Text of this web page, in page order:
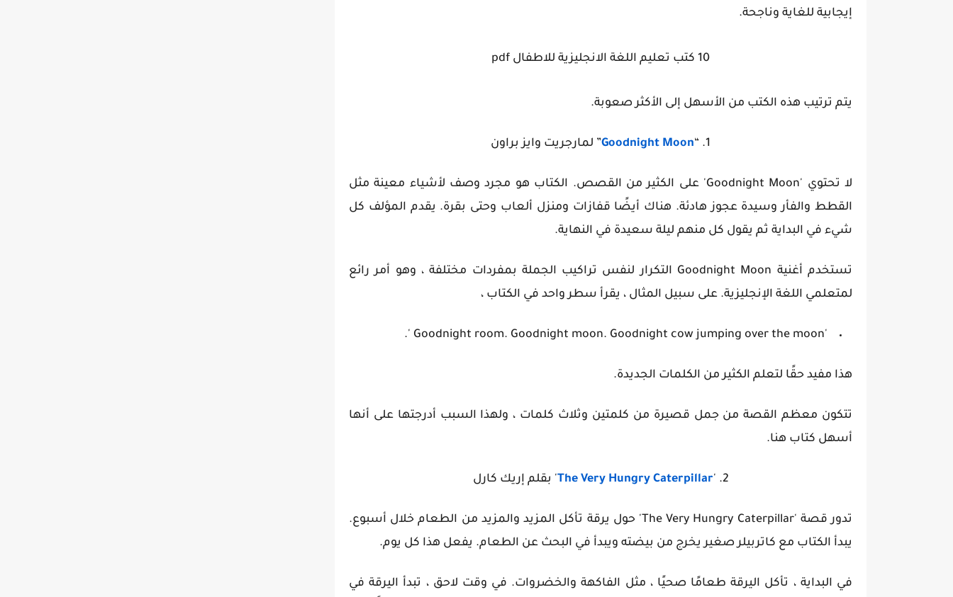
إيجابية للغاية وناجحة.
10 كتب تعليم اللغة الانجليزية للاطفال pdf
يتم ترتيب هذه الكتب من الأسهل إلى الأكثر صعوبة.
1. “
Goodnight Moon” لمارجريت وايز براون
لا تحتوي 'Goodnight Moon' على الكثير من القصص. الكتاب هو مجرد وصف لأشياء معينة مثل
القطط والفأر وسيدة عجوز هادئة. هناك أيضًا قفازات ومنزل ألعاب وحتى بقرة. يقدم المؤلف كل
شيء في البداية ثم يقول كل منهم ليلة سعيدة في النهاية.
تستخدم أغنية Goodnight Moon التكرار لنفس تراكيب الجملة بمفردات مختلفة ، وهو أمر رائع
لمتعلمي اللغة الإنجليزية. على سبيل المثال ، يقرأ سطر واحد في الكتاب ،
'Goodnight room. Goodnight moon. Goodnight cow jumping over the moon '.
هذا مفيد حقًا لتعلم الكثير من الكلمات الجديدة.
تتكون معظم القصة من جمل قصيرة من كلمتين وثلاث كلمات ، ولهذا السبب أدرجتها على أنها
أسهل كتاب هنا.
2. '
The Very Hungry Caterpillar' بقلم إريك كارل
تدور قصة 'The Very Hungry Caterpillar' حول يرقة تأكل المزيد والمزيد من الطعام خلال أسبوع.
يبدأ الكتاب مع كاتربيلر صغير يخرج من بيضته ويبدأ في البحث عن الطعام. يفعل هذا كل يوم.
في البداية ، تأكل اليرقة طعامًا صحيًا ، مثل الفاكهة والخضروات. في وقت لاحق ، تبدأ اليرقة في